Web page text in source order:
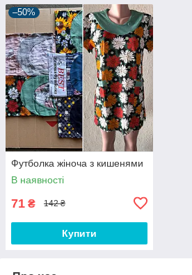
–50%
Футболка жіноча з кишенями
В наявності
71 ₴ 142 ₴
Купити